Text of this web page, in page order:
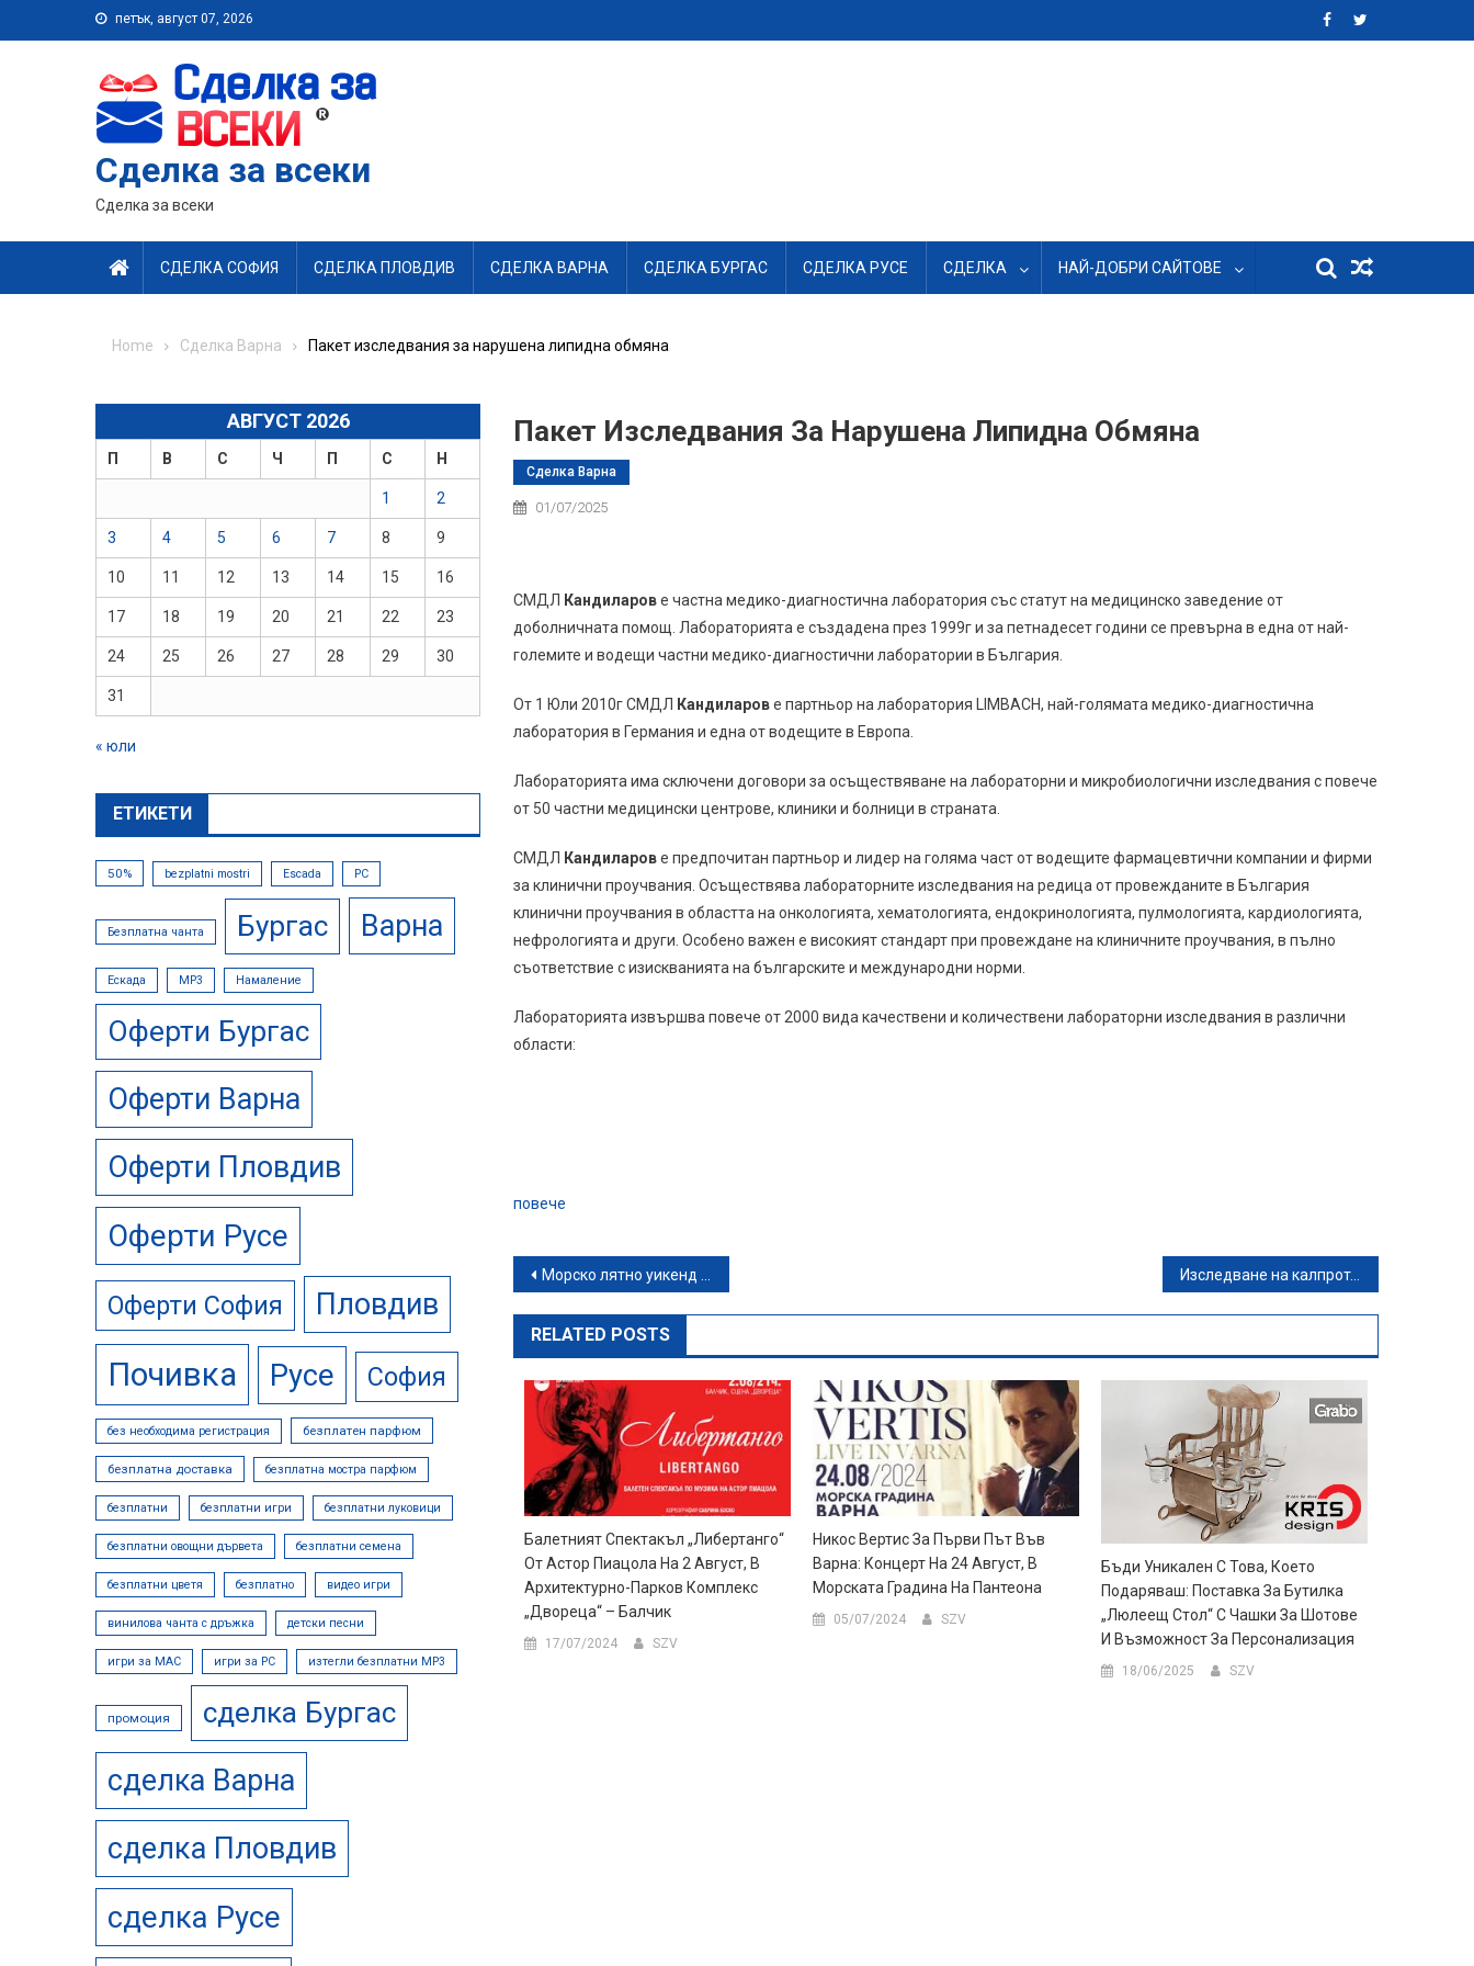
to
петък, август 07, 2026
Сделка за всеки
Сделка за всеки
СДЕЛКА СОФИЯ СДЕЛКА ПЛОВДИВ СДЕЛКА ВАРНА СДЕЛКА БУРГАС СДЕЛКА РУСЕ СДЕЛКА НАЙ-ДОБРИ САЙТОВЕ
Home Сделка Варна Пакет изследвания за нарушена липидна обмяна
Пакет Изследвания За Нарушена Липидна Обмяна
Сделка Варна
01/07/2025
СМДЛ Кандиларове частна медико-диагностична лаборатория със статут на медицинско заведение от
доболничната помощ. Лабораторията е създадена през 1999г и за петнадесет години се превърна в една от най-
големите и водещи частни медико-диагностични лаборатории в България.
От 1 Юли 2010г СМДЛ Кандиларове партньор на лаборатория LIMBACH, най-голямата медико-диагностична
лаборатория в Германия и една от водещите в Европа.
Лабораторията има сключени договори за осъществяване на лабораторни и микробиологични изследвания с повече
от 50 частни медицински центрове, клиники и болници в страната.
СМДЛ Кандиларове предпочитан партньор и лидер на голяма част от водещите фармацевтични компании и фирми
за клинични проучвания. Осъществява лабораторните изследвания на редица от провежданите в България
клинични проучвания в областта на онкологията, хематологията, ендокринологията, пулмологията, кардиологията,
нефрологията и други. Особено важен е високият стандарт при провеждане на клиничните проучвания, в пълно
съответствие с изискванията на българските и международни норми.
Лабораторията извършва повече от 2000 вида качествени и количествени лабораторни изследвания в различни
области:
повече
Навигация
Морско лятно уикенд забавление: Панорамен круиз около Варна с напитка за всеки Изследване на калпротектин във фецес
RELATED POSTS
Балетният Спектакъл „Либертанго“
От Астор Пиацола На 2 Август, В
Архитектурно-Парков Комплекс
„Двореца“ – Балчик
17/07/2024 SZV
Никос Вертис За Първи Път Във
Варна: Концерт На 24 Август, В
Морската Градина На Пантеона
05/07/2024 SZV
Бъди Уникален С Това, Което
Подаряваш: Поставка За Бутилка
„Люлеещ Стол“ С Чашки За Шотове
И Възможност За Персонализация
18/06/2025 SZV
АВГУСТ 2026
П В С Ч П С Н
1 2
3 4 5 6 7 8 9
10 11 12 13 14 15 16
17 18 19 20 21 22 23
24 25 26 27 28 29 30
31
« юли
ЕТИКЕТИ
50% bezplatni mostri Escada PC
Безплатна чанта Бургас Варна
Ескада МР3 Намаление
Оферти Бургас
Оферти Варна
Оферти Пловдив
Оферти Русе
Оферти София Пловдив
Почивка Русе София
без необходима регистрация безплатен парфюм
безплатна доставка безплатна мостра парфюм
безплатни безплатни игри безплатни луковици
безплатни овощни дървета безплатни семена
безплатни цветя безплатно видео игри
винилова чанта с дръжка детски песни
игри за MAC игри за PC изтегли безплатни МР3
промоция сделка Бургас
сделка Варна
сделка Пловдив
сделка Русе